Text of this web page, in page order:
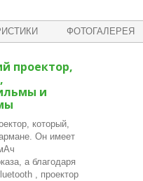
ФОТОГАЛЕРЕЯ
проектор,
и
который,
Он имеет
а благодаря
, проектор